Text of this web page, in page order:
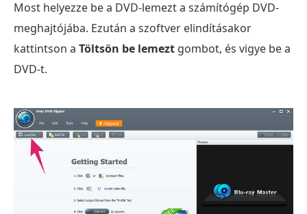
Most helyezze be a DVD-lemezt a számítógép DVD-
meghajtójába. Ezután a szoftver elindításakor
kattintson a Töltsön be lemezt gombot, és vigye be a
DVD-t.